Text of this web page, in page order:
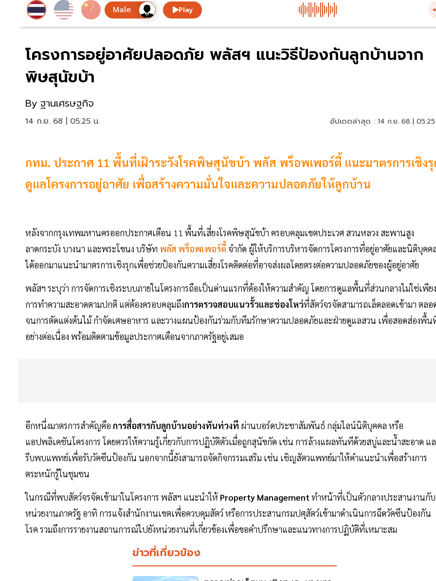
Play
โครงการอยู่อาศัยปลอดภัย พลัสฯ แนะวิธีป้องกันลูกบ้านจาก
พิษสุนัขบ้า
By ฐานเศรษฐกิจ
14 ก.ย. 68 | 05:25 น. อัปเดตล่าสุด : 14 ก.ย. 68 |
กทม. ประกาศ 11 พื้นที่เฝ้าระวังโรคพิษสุนัขบ้า พลัส พร็อพเพอร์ตี้ แนะมาตรการเชิง
ดูแลโครงการอยู่อาศัย เพื่อสร้างความมั่นใจและความปลอดภัยให้ลูกบ้าน
หลังจากกรุงเทพมหานครออกประกาศเตือน 11 พื้นที่เสี่ยงโรคพิษสุนัขบ้า ครอบคลุมเขตประเวศ สวนหลวง สะพานสูง
ลาดกระบัง บางนา และพระโขนง บริษัท พลัส พร็อพเพอร์ตี้ จำกัด ผู้ให้บริการบริหารจัดการโครงการที่อยู่อาศัยและนิติบุคค
ได้ออกมาแนะนำมาตรการเชิงรุกเพื่อช่วยป้องกันความเสี่ยงโรคติดต่อที่อาจส่งผลโดยตรงต่อความปลอดภัยของผู้อยู่อาศัย
พลัสฯ ระบุว่า การจัดการเชิงระบบภายในโครงการถือเป็นด่านแรกที่ต้องให้ความสำคัญ โดยการดูแลพื้นที่ส่วนกลางไม่ใช่เพียง
การทำความสะอาดตามปกติ แต่ต้องครอบคลุมถึงการตรวจสอบแนวรั้วและช่องโหว่ที่สัตว์จรจัดสามารถเล็ดลอดเข้ามา ตลอ
จนการตัดแต่งต้นไม้ กำจัดเศษอาหาร และวางแผนป้องกันร่วมกับทีมรักษาความปลอดภัยและฝ่ายดูแลสวน เพื่อสอดส่องพื้น
อย่างต่อเนื่อง พร้อมติดตามข้อมูลประกาศเตือนจากภาครัฐอยู่เสมอ
อีกหนึ่งมาตรการสำคัญคือ การสื่อสารกับลูกบ้านอย่างทันท่วงที ผ่านบอร์ดประชาสัมพันธ์ กลุ่มไลน์นิติบุคคล หรือ
แอปพลิเคชันโครงการ โดยควรให้ความรู้เกี่ยวกับการปฏิบัติตัวเมื่อถูกสุนัขกัด เช่น การล้างแผลทันทีด้วยสบู่และน้ำสะอาด แ
รีบพบแพทย์เพื่อรับวัคซีนป้องกัน นอกจากนี้ยังสามารถจัดกิจกรรมเสริม เช่น เชิญสัตวแพทย์มาให้คำแนะนำเพื่อสร้างการ
ตระหนักรู้ในชุมชน
ในกรณีที่พบสัตว์จรจัดเข้ามาในโครงการ พลัสฯ แนะนำให้ Property Managementทำหน้าที่เป็นตัวกลางประสานงานกับ
หน่วยงานภาครัฐ อาทิ การแจ้งสำนักงานเขตเพื่อควบคุมสัตว์ หรือการประสานกรมปศุสัตว์เข้ามาดำเนินการฉีดวัคซีนป้องกัน
โรค รวมถึงการรายงานสถานการณ์ไปยังหน่วยงานที่เกี่ยวข้องเพื่อขอคำปรึกษาและแนวทางการปฏิบัติที่เหมาะสม
ข่าวที่เกี่ยวข้อง